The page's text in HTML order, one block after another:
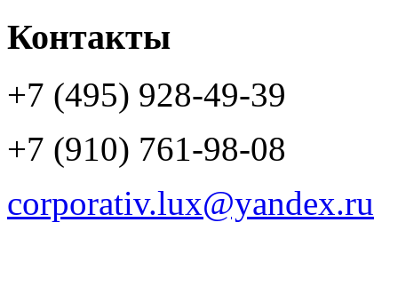
Контакты
+7 (495) 928-49-39
+7 (910) 761-98-08
corporativ.lux@yandex.ru